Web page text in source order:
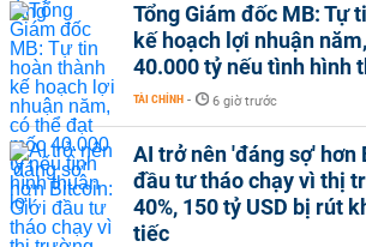
Tổng Giám đốc MB: Tự
kế hoạch lợi nhuận
40.000 tỷ nếu tình hình
TÀI CHÍNH - 6 giờ trước
AI trở nên 'đáng sợ' hơn
đầu tư tháo chạy vì thị
40%, 150 tỷ USD bị rút
tiếc